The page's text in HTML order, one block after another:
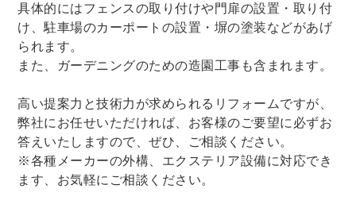
具体的にはフェンスの取り付けや門扉の設置・取り付
け、駐車場のカーポートの設置・塀の塗装などがあげ
られます。
また、ガーデニングのための造園工事も含まれます。
高い提案力と技術力が求められるリフォームですが、
弊社にお任せいただければ、お客様のご要望に必ずお
答えいたしますので、ぜひ、ご相談ください。
※各種メーカーの外構、エクステリア設備に対応でき
ます、お気軽にご相談ください。